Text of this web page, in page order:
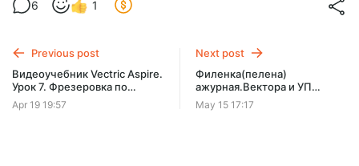
(ArtCAM 2018) для гравировки на ЧПУ.
2. Уроки + файлы 3d модели, вектора
6 1
Previous post
Видеоучебник Vectric Aspire.
Урок 7. Фрезеровка по
контуру. Часть 3.
Apr 19 19:57
Next post
Филенка(пелена)
ажурная.Вектора и УП
(ArtCAM 2018) для
гравировки на ЧПУ.
May 15 17:17